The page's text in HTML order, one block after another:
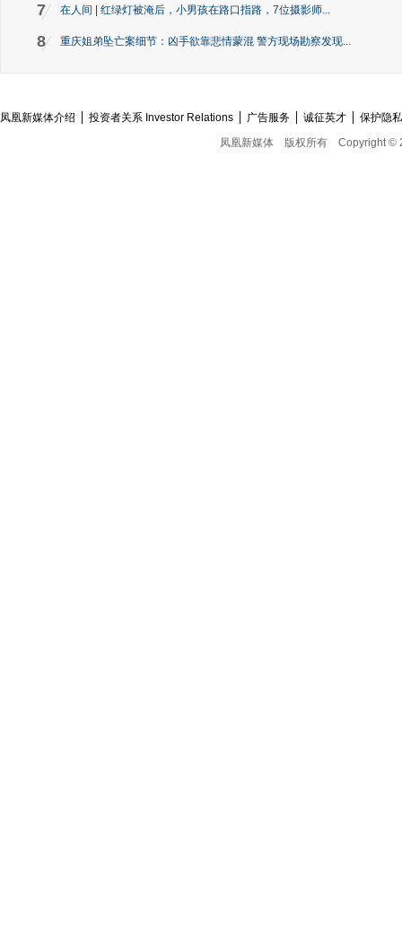
7 在人间 | 红绿灯被淹后，小男孩在路口指路，7位摄影师...
8 重庆姐弟坠亡案细节：凶手欲靠悲情蒙混 警方现场勘察发现...
凤凰新媒体介绍 投资者关系 Investor Relations 广告服务 诚征英才
保护隐
凤凰新媒体
版权所有 Copyright ©